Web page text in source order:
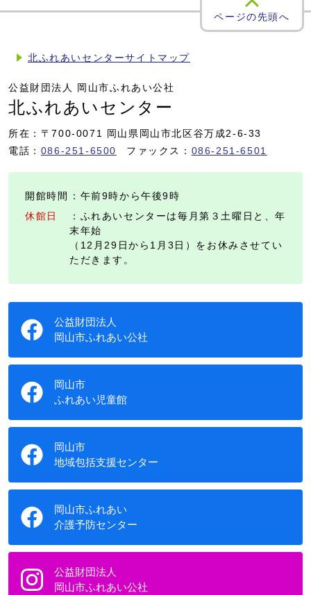
ページの先頭へ
北ふれあいセンターサイトマップ
公益財団法人 岡山市ふれあい公社
北ふれあいセンター
所在：〒700-0071 岡山県岡山市北区谷万成2-6-33
電話： 086-251-6500 ファックス： 086-251-6501
開館時間
：午前9時から午後9時
休館日
：ふれあいセンターは毎月第３土曜日と、年
末年始
（12月29日から1月3日）をお休みさせてい
ただきます。
公益財団法人
岡山市ふれあい公社
岡山市
ふれあい児童館
岡山市
地域包括支援センター
岡山市ふれあい
介護予防センター
公益財団法人
岡山市ふれあい公社